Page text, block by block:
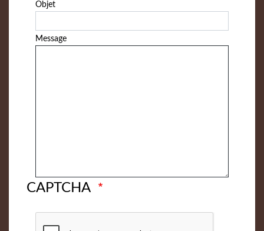
Objet
Message
CAPTCHA